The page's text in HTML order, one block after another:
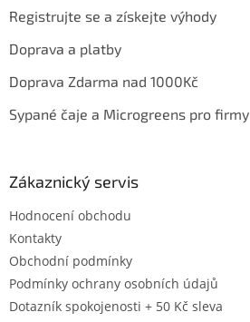
Registrujte se a získejte výhody
Doprava a platby
Doprava Zdarma nad 1000Kč
Sypané čaje a Microgreens pro firmy
Zákaznický servis
Hodnocení obchodu
Kontakty
Obchodní podmínky
Podmínky ochrany osobních údajů
Dotazník spokojenosti + 50 Kč sleva